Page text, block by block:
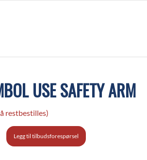
USE SAFETY ARM
restbestilles)
Legg til tilbudsforespørsel